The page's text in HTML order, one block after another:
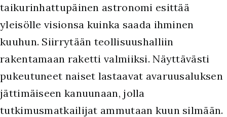
taikurinhattupäinen astronomi esittää
yleisölle visionsa kuinka saada ihminen
kuuhun. Siirrytään teollisuushalliin
rakentamaan raketti valmiiksi. Näyttävästi
pukeutuneet naiset lastaavat avaruusaluksen
jättimäiseen kanuunaan, jolla
tutkimusmatkailijat ammutaan kuun silmään.